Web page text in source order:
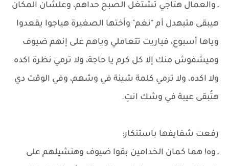
ـ والعمال هتاجي تشتغل الصبح حداهم، وعلشان المكان
هيبقى متبهدل أم "نغم" وأختها الصغيرة هياجوا يقعدوا
وياها أسبوع، فياريت تتعاملي وياهم على إنهم ضيوف
وميشفوش منك إلا كل كرم يا حاجة، ولا ترمي نظرة اكده
ولا اكده، ولا ترمي كلمة شينة في وشهم، وفي الوقت دي
هتُبقى عيبة في وشك انتِ.
رفعت شفايفها باستنكار:
ـ وه! هما كمان الخدامين بقوا ضيوف وهنشيلهم على